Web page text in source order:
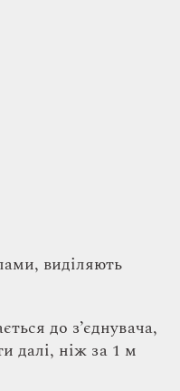
виділяють
до з’єднувача,
далі, ніж за 1 м